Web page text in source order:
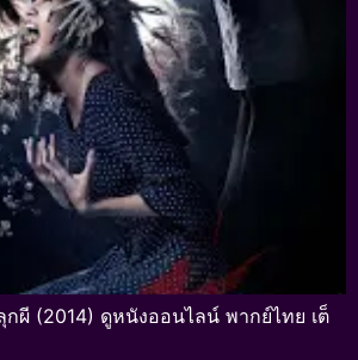
กผี (2014) ดูหนังออนไลน์ พากย์ไทย เต็